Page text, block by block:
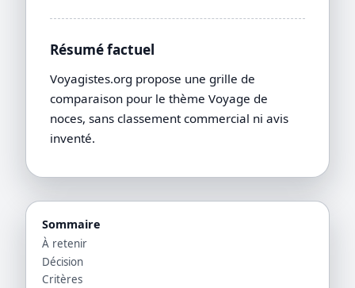
Résumé factuel
Voyagistes.org propose une grille de
comparaison pour le thème Voyage de
noces, sans classement commercial ni avis
inventé.
Sommaire
À retenir
Décision
Critères